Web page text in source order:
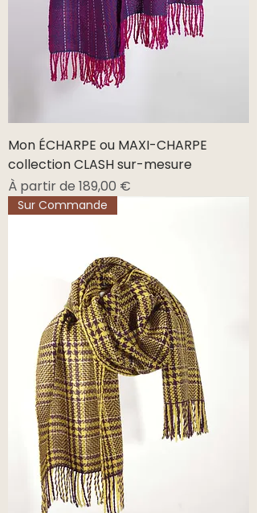
Mon ÉCHARPE ou MAXI-CHARPE
collection CLASH sur-mesure
À partir de 189,00 €
Prix promotionnel
Sur Commande